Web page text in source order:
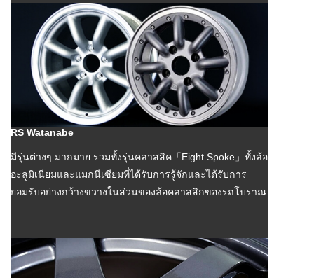
RS Watanabe
มีรุ่นต่างๆ มากมาย รวมทั้งรุ่นคลาสสิค「Eight Spoke」ทั้งล้อ
อะลูมิเนียมและแมกนีเซียมที่ได้รับการรู้จักและได้รับการ
ยอมรับอย่างกว้างขวางในส่วนของล้อคลาสสิกของรถโบราณ